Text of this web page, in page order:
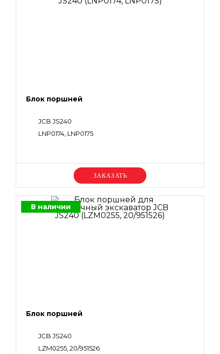
Блок поршней
JCB JS240
LNP0174, LNP0175
Уточняйте цену
В наличии
Блок поршней
JCB JS240
LZM0255, 20/951526